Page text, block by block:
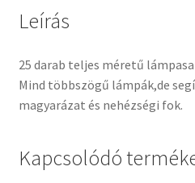
Rólunk
Uvegek
Leírás
25 darab teljes méretű
Mind többszögű lámpák,de
magyarázat és nehézségi fok.
Kapcsolódó